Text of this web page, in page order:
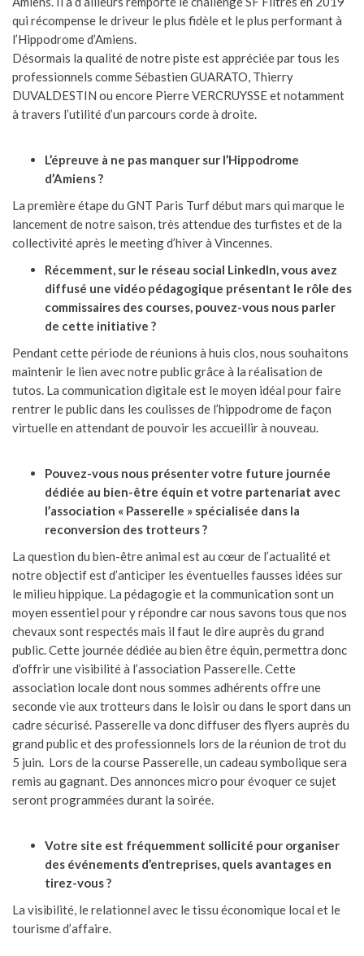
qui récompense le driveur le plus fidèle et le plus performant à
l’Hippodrome d’Amiens.
Désormais la qualité de notre piste est appréciée par tous les
professionnels comme Sébastien GUARATO, Thierry
DUVALDESTIN ou encore Pierre VERCRUYSSE et notamment
à travers l’utilité d’un parcours corde à droite.
L’épreuve à ne pas manquer sur l’Hippodrome
d’Amiens ?
La première étape du GNT Paris Turf début mars qui marque le
lancement de notre saison, très attendue des turfistes et de la
collectivité après le meeting d’hiver à Vincennes.
Récemment, sur le réseau social LinkedIn, vous avez
diffusé une vidéo pédagogique présentant le rôle des
commissaires des courses, pouvez-vous nous parler
de cette initiative ?
Pendant cette période de réunions à huis clos, nous souhaitons
maintenir le lien avec notre public grâce à la réalisation de
tutos. La communication digitale est le moyen idéal pour faire
rentrer le public dans les coulisses de l’hippodrome de façon
virtuelle en attendant de pouvoir les accueillir à nouveau.
Pouvez-vous nous présenter votre future journée
dédiée au bien-être équin et votre partenariat avec
l’association « Passerelle » spécialisée dans la
reconversion des trotteurs ?
La question du bien-être animal est au cœur de l’actualité et
notre objectif est d’anticiper les éventuelles fausses idées sur
le milieu hippique. La pédagogie et la communication sont un
moyen essentiel pour y répondre car nous savons tous que nos
chevaux sont respectés mais il faut le dire auprès du grand
public. Cette journée dédiée au bien être équin, permettra donc
d’offrir une visibilité à l’association Passerelle. Cette
association locale dont nous sommes adhérents offre une
seconde vie aux trotteurs dans le loisir ou dans le sport dans un
cadre sécurisé. Passerelle va donc diffuser des flyers auprès du
grand public et des professionnels lors de la réunion de trot du
5 juin. Lors de la course Passerelle, un cadeau symbolique sera
remis au gagnant. Des annonces micro pour évoquer ce sujet
seront programmées durant la soirée.
Votre site est fréquemment sollicité pour organiser
des événements d’entreprises, quels avantages en
tirez-vous ?
La visibilité, le relationnel avec le tissu économique local et le
tourisme d’affaire.